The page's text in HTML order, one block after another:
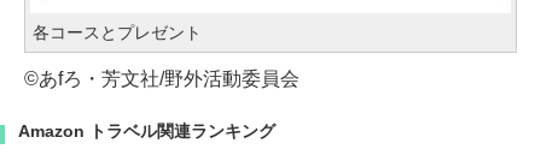
各コースとプレゼント
©あfろ・芳文社/野外活動委員会
Amazon トラベル関連ランキング